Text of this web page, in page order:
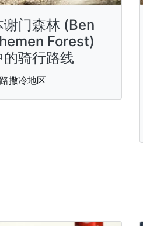
谢门森林 (Ben
Forest)
的骑行路线
撒冷地区